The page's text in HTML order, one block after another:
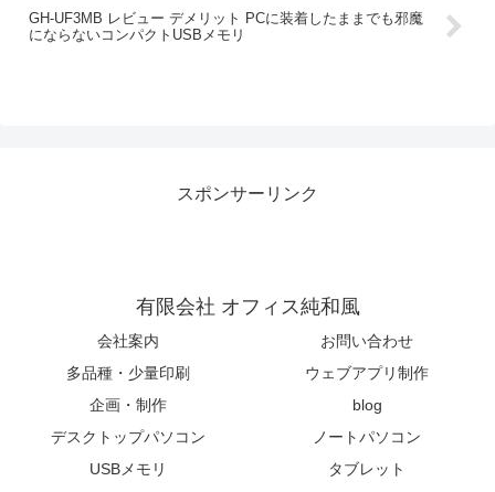
GH-UF3MB レビュー デメリット PCに装着したままでも邪魔
にならないコンパクトUSBメモリ
スポンサーリンク
有限会社 オフィス純和風
会社案内
お問い合わせ
多品種・少量印刷
ウェブアプリ制作
企画・制作
blog
デスクトップパソコン
ノートパソコン
USBメモリ
タブレット